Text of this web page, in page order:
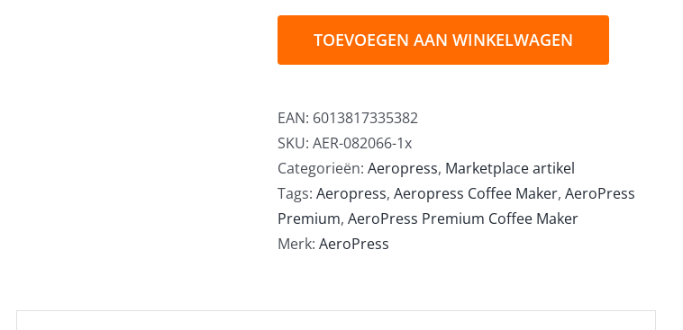
Premium
+
Organizer
Stand
aantal
TOEVOEGEN AAN WINKELWAGEN
EAN: 6013817335382
SKU: AER-082066-1x
Categorieën: Aeropress, Marketplace artikel
Tags: Aeropress, Aeropress Coffee Maker, AeroPress
Premium, AeroPress Premium Coffee Maker
Merk: AeroPress